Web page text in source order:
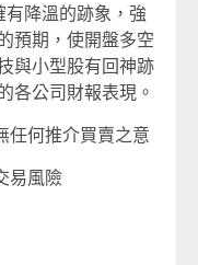
降溫的跡象，強
預期，使開盤多空
與小型股有回神跡
各公司財報表現。
任何推介買賣之意
易風險